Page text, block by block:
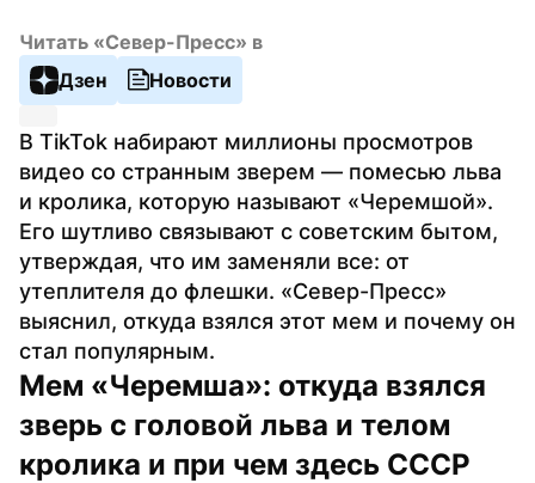
Читать «Север-Пресс» в
Дзен
Новости
В TikTok набирают миллионы просмотров
видео со странным зверем — помесью льва
и кролика, которую называют «Черемшой».
Его шутливо связывают с советским бытом,
утверждая, что им заменяли все: от
утеплителя до флешки. «Север-Пресс»
выяснил, откуда взялся этот мем и почему он
стал популярным.
Мем «Черемша»: откуда взялся
зверь с головой льва и телом
кролика и при чем здесь СССР